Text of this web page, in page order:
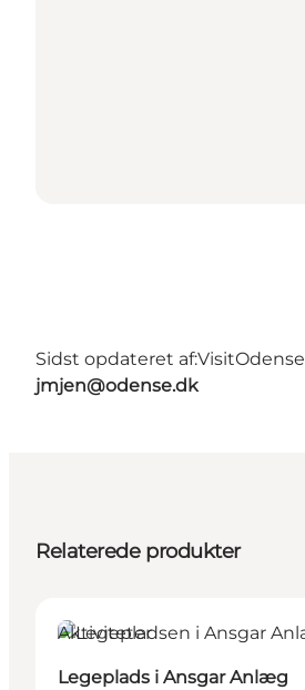
Sidst opdateret af:VisitOdense
jmjen@odense.dk
Relaterede produkter
Aktiviteter
Legeplads i Ansgar Anlæg